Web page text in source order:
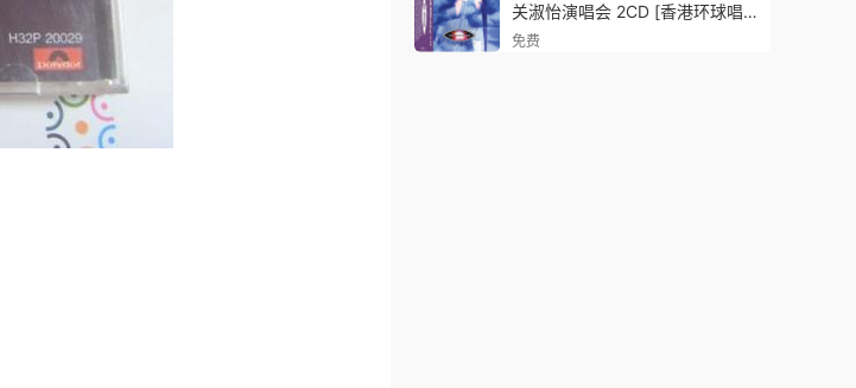
关淑怡演唱会 2CD [香港环球唱片
2023版][WAV+CUE]
免费